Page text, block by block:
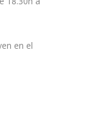
en el